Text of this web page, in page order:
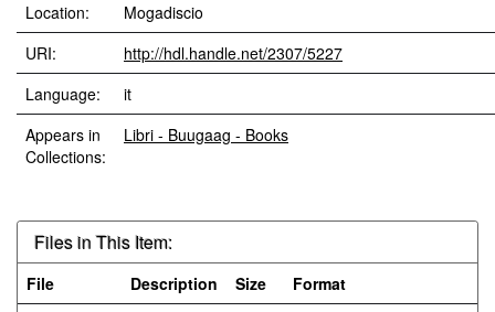
Location:
Mogadiscio
URI:
http://hdl.handle.net/2307/5227
Language:
it
Appears in
Collections:
Libri - Buugaag - Books
Files in This Item:
File Description Size
Format